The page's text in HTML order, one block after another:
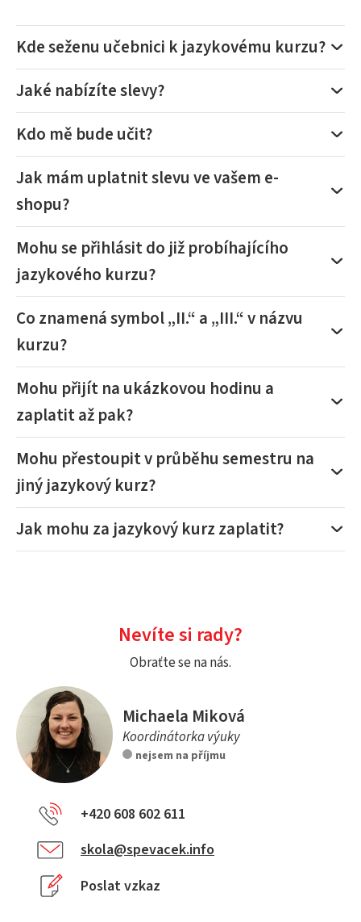
Kde seženu učebnici k jazykovému kurzu?
Jaké nabízíte slevy?
Kdo mě bude učit?
Jak mám uplatnit slevu ve vašem e-
shopu?
Mohu se přihlásit do již probíhajícího
jazykového kurzu?
Co znamená symbol „II.“ a „III.“ v názvu
kurzu?
Mohu přijít na ukázkovou hodinu a
zaplatit až pak?
Mohu přestoupit v průběhu semestru na
jiný jazykový kurz?
Jak mohu za jazykový kurz zaplatit?
Nevíte si rady?
Obraťte se na nás.
Michaela Miková
Koordinátorka výuky
nejsem na příjmu
+420 608 602 611
skola@spevacek.info
Poslat vzkaz